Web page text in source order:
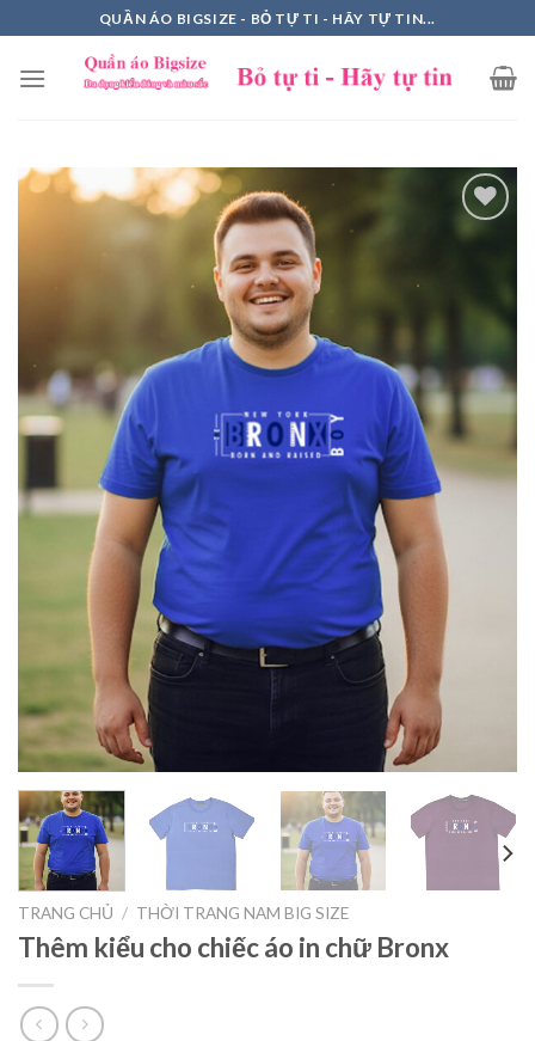
to
content
QUẦN ÁO BIGSIZE - BỎ TỰ TI - HÃY TỰ TIN...
Wishlist
TRANG CHỦ / THỜI TRANG NAM BIG SIZE
Thêm kiểu cho chiếc áo in chữ Bronx